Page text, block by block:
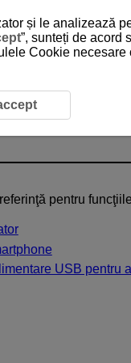
pentru
USB pentru
și le analizează
”, sunteți de acord
Cookie